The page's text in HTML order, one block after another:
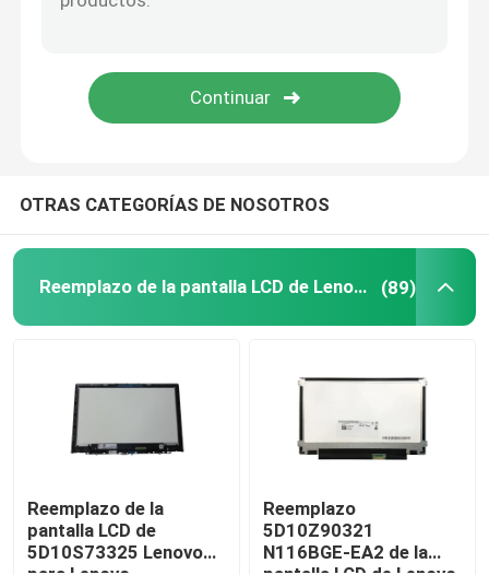
Reemplazo del teclado del ordenador portátil
Reemplazo de la batería del ordenador portátil
OTRAS CATEGORÍAS DE NOSOTROS
Reemplazo de la pantalla LCD de Lenovo (89)
Reemplazo de la
pantalla LCD de
5D10S73325 Lenovo
Reemplazo
5D10Z90321
N116BGE-EA2 de la